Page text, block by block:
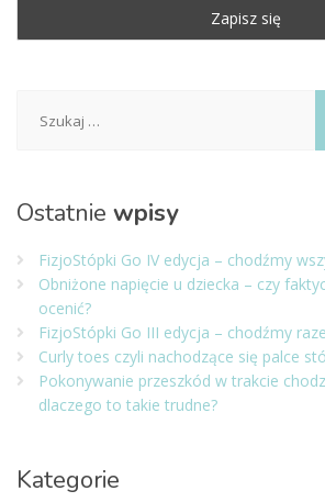
Ostatnie wpisy
FizjoStópki Go IV edycja – chodźmy
Obniżone napięcie u dziecka – czy
ocenić?
FizjoStópki Go III edycja – chodźmy
Curly toes czyli nachodzące się palce
Pokonywanie przeszkód w trakcie
dlaczego to takie trudne?
Kategorie